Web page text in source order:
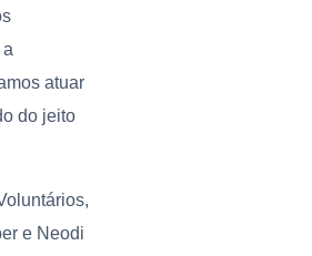
atuar
do jeito
e Neodi